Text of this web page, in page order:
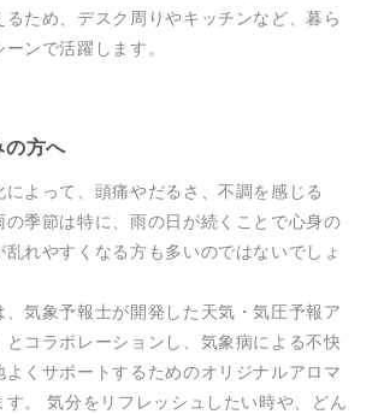
るため、デスク周りやキッチンなど、暮ら
ンで活躍します。
の方へ
よって、頭痛やだるさ、不調を感じる
の季節は特に、雨の日が続くことで心身の
乱れやすくなる方も多いのではないでしょ
、気象予報士が開発した天気・気圧予報ア
とコラボレーションし、気象病による不快
よくサポートするためのオリジナルアロマ
す。 気分をリフレッシュしたい時や、どん